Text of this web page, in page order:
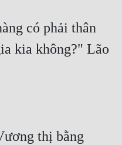
có phải thân
kia không?" Lão
thị bằng